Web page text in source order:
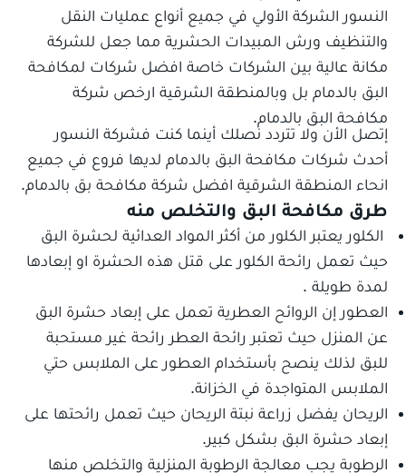
النسور الشركة الأولي في جميع أنواع عمليات النقل
والتنظيف ورش المبيدات الحشرية مما جعل للشركة
مكانة عالية بين الشركات خاصة افضل شركات لمكافحة
البق بالدمام بل وبالمنطقة الشرقية ارخص شركة
مكافحة البق بالدمام.
إتصل الأن ولا تتردد نصلك أينما كنت فشركة النسور
أحدث شركات مكافحة البق بالدمام لديها فروع في جميع
انحاء المنطقة الشرقية افضل شركة مكافحة بق بالدمام.
طرق مكافحة البق والتخلص منه
الكلور يعتبر الكلور من أكثر المواد العدائية لحشرة البق
حيث تعمل رائحة الكلور على قتل هذه الحشرة او إبعادها
لمدة طويلة .
العطور إن الروائح العطرية تعمل على إبعاد حشرة البق
عن المنزل حيث تعتبر رائحة العطر رائحة غير مستحبة
للبق لذلك ينصح بأستخدام العطور على الملابس حتي
الملابس المتواجدة في الخزانة.
الريحان يفضل زراعة نبتة الريحان حيث تعمل رائحتها على
إبعاد حشرة البق بشكل كبير.
الرطوبة يجب معالجة الرطوبة المنزلية والتخلص منها